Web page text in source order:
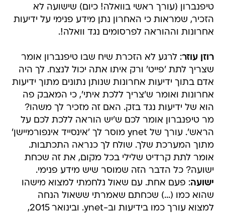
טיפנברון (עורך ראשי בוואלה! כיום) שישועה לא
הזכיר, שמראות כי האחרון נתן מידע פנימי על ידיעות
אחרונות וההוראה לפרסומים נגד וואלה!.
רוזן עוזר: לרגע לא הזכרת שיח שבו טיפנברון אומר
שצריך לתת 'פייט' ורק איתו אתה יכול לנצח. לך היה
אדם בתוך ידיעות אחרונות שנותן נתונים מתוך ידיעות
אחרונות ואומר ש'צריך ללכת איתי', כי המאבק פה
הוא של ידיעות נגד בזק. האם זה מזכיר לך משהו?
מר טיפנברון אומר לכם ש'יש הוראה ללכת לכם על
הראש'. עורך של ynet מוסר לך 'אינסייד אינפורמיישן'
מתוך המערכת שלך. שולח לך כנראה התכתבות.
אומר לתת קרדיט שלילי בכל מקום, את זה שכחת
ישועה? כל הדבר הזה שמוסר שיש מידע פנימי.
ישועה: פעם אחת. עם שאול נלחמתי למצוא מישהו
שהוא כמו (...) שכחתם שאמרתי ששאול הנחה
למצוא עורך כמו בידיעות וב-ynet. ובינואר 2015,